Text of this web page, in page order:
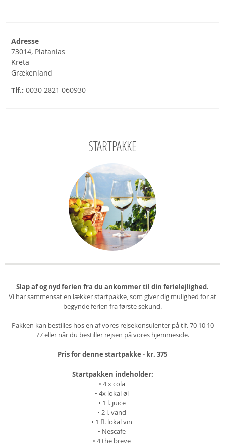
Adresse
73014, Platanias
Kreta
Grækenland
Tlf.: 0030 2821 060930
STARTPAKKE
Slap af og nyd ferien fra du ankommer til din ferielejlighed.
Vi har sammensat en lækker startpakke, som giver dig mulighed for at
begynde ferien fra første sekund.
Pakken kan bestilles hos en af vores rejsekonsulenter på tlf. 70 10 10
77 eller når du bestiller rejsen på vores hjemmeside.
Pris for denne startpakke - kr. 375
Startpakken indeholder:
• 4 x cola
• 4x lokal øl
• 1 l. juice
• 2 l. vand
• 1 fl. lokal vin
• Nescafe
• 4 the breve